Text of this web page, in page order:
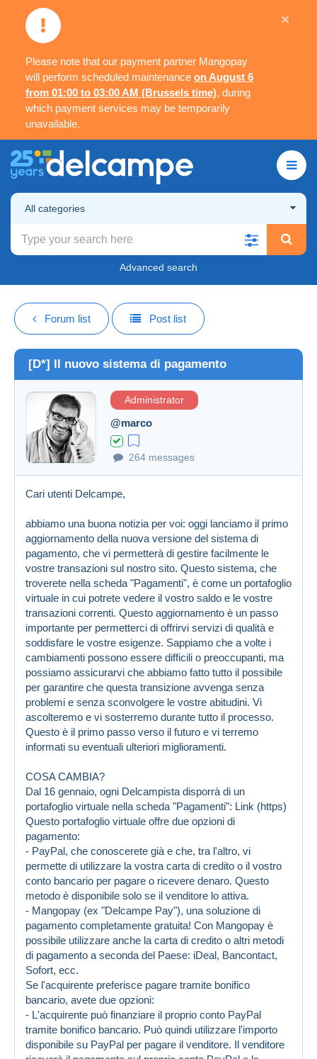
Please note that our payment partner Mangopay
will perform scheduled maintenance on August 6
from 01:00 to 03:00 AM (Brussels time), during
which payment services may be temporarily
unavailable.
×
All categories
Advanced search
Forum list Post list
[D*] Il nuovo sistema di pagamento
Administrator
@marco
264 messages
Cari utenti Delcampe,
abbiamo una buona notizia per voi: oggi lanciamo il primo
aggiornamento della nuova versione del sistema di
pagamento, che vi permetterà di gestire facilmente le
vostre transazioni sul nostro sito. Questo sistema, che
troverete nella scheda "Pagamenti", è come un portafoglio
virtuale in cui potrete vedere il vostro saldo e le vostre
transazioni correnti. Questo aggiornamento è un passo
importante per permetterci di offrirvi servizi di qualità e
soddisfare le vostre esigenze. Sappiamo che a volte i
cambiamenti possono essere difficili o preoccupanti, ma
possiamo assicurarvi che abbiamo fatto tutto il possibile
per garantire che questa transizione avvenga senza
problemi e senza sconvolgere le vostre abitudini. Vi
ascolteremo e vi sosterremo durante tutto il processo.
Questo è il primo passo verso il futuro e vi terremo
informati su eventuali ulteriori miglioramenti.
COSA CAMBIA?
Dal 16 gennaio, ogni Delcampista disporrà di un
portafoglio virtuale nella scheda "Pagamenti": Link (https)
Questo portafoglio virtuale offre due opzioni di
pagamento:
- PayPal, che conoscerete già e che, tra l'altro, vi
permette di utilizzare la vostra carta di credito o il vostro
conto bancario per pagare o ricevere denaro. Questo
metodo è disponibile solo se il venditore lo attiva.
- Mangopay (ex "Delcampe Pay"), una soluzione di
pagamento completamente gratuita! Con Mangopay è
possibile utilizzare anche la carta di credito o altri metodi
di pagamento a seconda del Paese: iDeal, Bancontact,
Sofort, ecc.
Se l'acquirente preferisce pagare tramite bonifico
bancario, avete due opzioni:
- L'acquirente può finanziare il proprio conto PayPal
tramite bonifico bancario. Può quindi utilizzare l'importo
disponibile su PayPal per pagare il venditore. Il venditore